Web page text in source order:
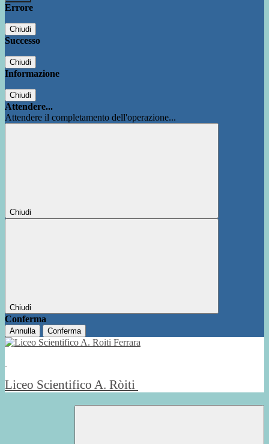
Errore
Chiudi
Successo
Chiudi
Informazione
Chiudi
Attendere...
Attendere il completamento dell'operazione...
Chiudi
Chiudi
Conferma
Annulla Conferma
Liceo Scientifico A. Ròiti